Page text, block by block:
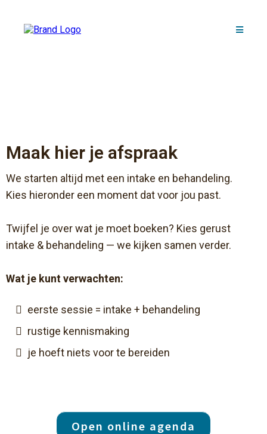
Maak hier je afspraak
We starten altijd met een intake en behandeling.
Kies hieronder een moment dat voor jou past.
Twijfel je over wat je moet boeken? Kies gerust
intake & behandeling — we kijken samen verder.
Wat je kunt verwachten:
eerste sessie = intake + behandeling
rustige kennismaking
je hoeft niets voor te bereiden
Open online agenda